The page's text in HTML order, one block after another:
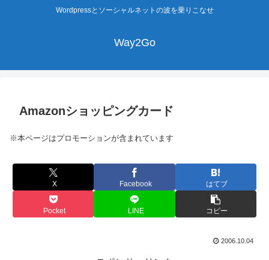
Wordpressとソーシャルネットの波を乗りこなせ
Way2Go
Amazonショッピングカード
※本ページはプロモーションが含まれています
X Facebook はてブ
Pocket LINE コピー
2006.10.04